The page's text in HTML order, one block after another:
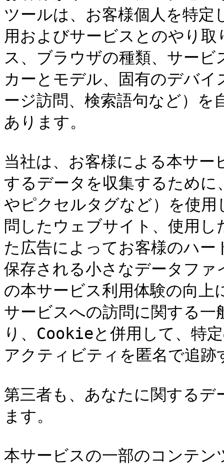
ツールは、お客様個人を特
用およびサービスとのやり
ス、ブラウザの種類、サー
カーとモデル、固有のデバ
ージ訪問、検索語句など）を
あります。
当社は、お客様による本サ
するデータを収集するため
やピクセルタグなど）を使
問したウェブサイト、使用
た広告によってお客様のハ
保存される小さなデータフ
の本サービス利用体験の向
サービスへの訪問に関する一
り、Cookieと併用して、特
アクティビティを匿名で追
第三者も、あなたに関する
ます。
本サービスの一部のコンテ